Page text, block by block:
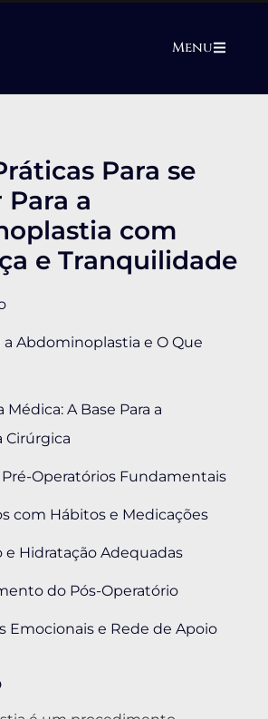
Menu
Para se
Para a
com
e Tranquilidade
a Abdominoplastia e O Que
Médica: A Base Para a
Cirúrgica
Pré-Operatórios Fundamentais
com Hábitos e Medicações
e Hidratação Adequadas
do Pós-Operatório
Emocionais e Rede de Apoio